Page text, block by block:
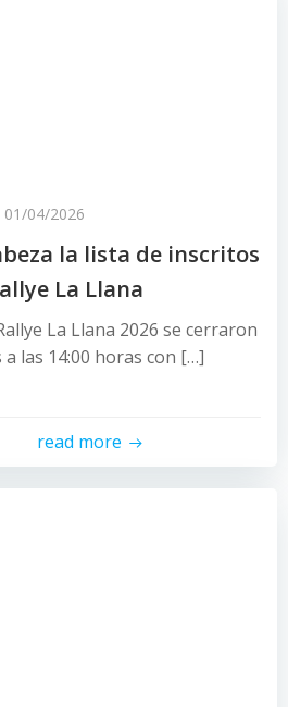
01/04/2026
la lista de inscritos
La Llana
La Llana 2026 se cerraron
las 14:00 horas con […]
read more